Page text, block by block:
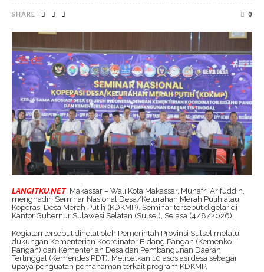
SHARE 0
LANGITKU.NET, Makassar – Wali Kota Makassar, Munafri Arifuddin,
menghadiri Seminar Nasional Desa/Kelurahan Merah Putih atau
Koperasi Desa Merah Putih (KDKMP). Seminar tersebut digelar di
Kantor Gubernur Sulawesi Selatan (Sulsel), Selasa (4/8/2026).
Kegiatan tersebut dihelat oleh Pemerintah Provinsi Sulsel melalui
dukungan Kementerian Koordinator Bidang Pangan (Kemenko
Pangan) dan Kementerian Desa dan Pembangunan Daerah
Tertinggal (Kemendes PDT). Melibatkan 10 asosiasi desa sebagai
upaya penguatan pemahaman terkait program KDKMP.